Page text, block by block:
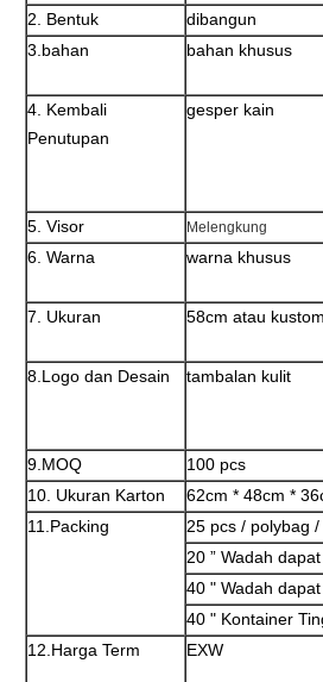
2. Bentuk dibangun
3.bahan
bahan khusus
4. Kembali
Penutupan
gesper kain
5. Visor
Melengkung
6. Warna
warna khusus
7. Ukuran 58cm atau kustom
8.Logo dan Desain tambalan kulit
9.MOQ
100 pcs
10. Ukuran Karton
62cm * 48cm *
11.Packing
25 pcs / polybag
20 ” Wadah
40 " Wadah
40 " Kontainer
12.Harga Term
EXW